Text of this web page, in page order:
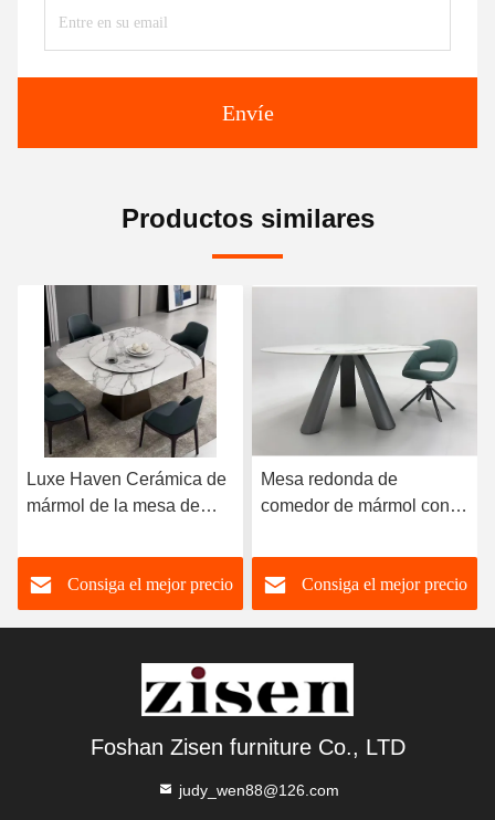
Envíe
Productos similares
Luxe Haven Cerámica de
mármol de la mesa de
de la mesa de comedor de
la parte superior con
Susan perezoso
Consiga el mejor precio
Mesa redonda de
comedor de mármol con
8 plazas Mesa de
comedor de mármol y
sillas
Consiga el mejor precio
Foshan Zisen furniture Co., LTD
judy_wen88@126.com